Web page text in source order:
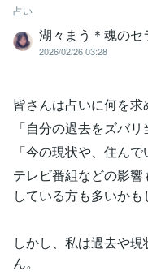
占い
湖々まう＊魂の
2026/02/26 03:28
皆さんは占いに何を求
「自分の過去をズバリ
「今の現状や、住ん
テレビ番組などの影
している方も多いかも
しかし、私は過去や
ん。